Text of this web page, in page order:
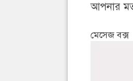
আপনার
মেসেজ বক্স